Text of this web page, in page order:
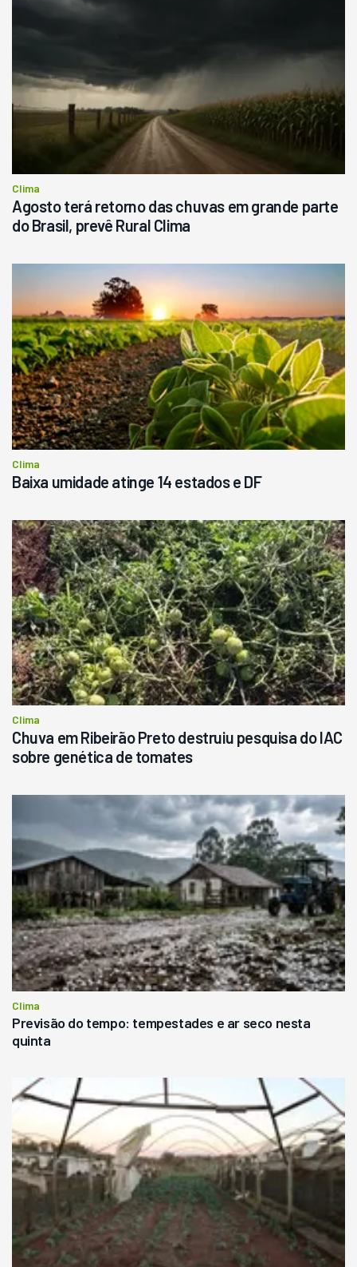
Clima
Agosto terá retorno das chuvas em grande parte
do Brasil, prevê Rural Clima
Clima
Baixa umidade atinge 14 estados e DF
Clima
Chuva em Ribeirão Preto destruiu pesquisa do IAC
sobre genética de tomates
Clima
Previsão do tempo: tempestades e ar seco nesta
quinta